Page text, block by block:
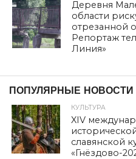
Деревня
области
отрезанной
Репортаж
Линия»
ПОПУЛЯРНЫЕ НОВОСТИ
КУЛЬТУРА
XIV
славянской
«Гнёздово-